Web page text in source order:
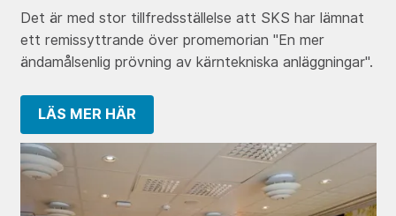
Det är med stor tillfredsställelse att SKS har lämnat
ett remissyttrande över promemorian "En mer
ändamålsenlig prövning av kärntekniska anläggningar".
LÄS MER HÄR